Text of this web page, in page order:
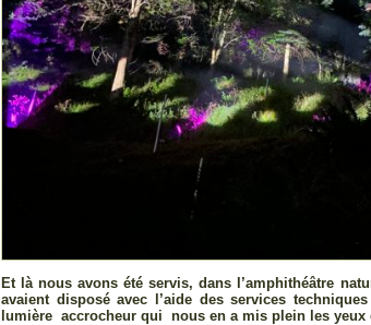
Et là nous avons été servis, dans l’amphithéâtre
avaient disposé avec l’aide des services
lumière accrocheur qui nous en a mis plein les yeux